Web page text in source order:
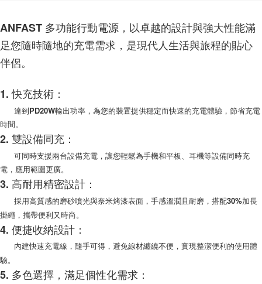
３．收到繳費通知簡訊後14天內，點擊此簡訊中的連結，可透過四大超商／
※ 請注意：結帳手續完成當下不需立刻繳費，但若您需要取消訂單，請聯絡
購買商品的店家。未經商家同意取消之訂單仍視為有效，需透過AFTEE先享
後付繳納相關費用。
是否繳費成功／繳費後需取消欲退款等相關疑問，請聯繫「AFTEE先享後付
客戶支援中心」
【注意事項】
１．透過由恩沛科技股份有限公司提供之「AFTEE先享後付」服務完成之交
易，需依本服務之必要範圍內提供個人資料，並將交易相關給付款項請求債
權轉讓予恩沛科技股份有限公司。
２．關於個人資料處理事宜，請瀏覽以下網址：
https://aftee.tw/terms/#terms3
３．未成年的使用者請事先徵得法定代理人或監護人之同意方可使用
「AFTEE先享後付」，若未經同意申辦者引起之損失，本公司不負相關責
任。
４．使用「AFTEE先享後付」時，將依據個別帳號之用戶狀況，依本公司即
時審查核予不同之上限額度；若仍有額度不足之情形，本公司將視審查結果
請求用戶進行身份認證。
５．嚴禁一人註冊多個帳號或使用他人資訊註冊。若發現惡意使用之情形，
每筆NT$60，滿NT$999(含以上)免運費
(黑貓)宅配
每筆NT$100，滿NT$999(含以上)免運費
每筆NT$200，滿NT$1,500(含以上)免運費
ANFAST 多功能行動電源，以卓越的設計與強大性能滿
足您隨時隨地的充電需求，是現代人生活與旅程的貼心
伴侶。
1. 快充技術：
達到PD20W輸出功率，為您的裝置提供穩定而快速的充電體驗，節省充電
時間。
2. 雙設備同充：
可同時支援兩台設備充電，讓您輕鬆為手機和平板、耳機等設備同時充
電，應用範圍更廣。
3. 高耐用精密設計：
採用高質感的磨砂噴光與奈米烤漆表面，手感溫潤且耐磨，搭配30%加長
掛繩，攜帶便利又時尚。
4. 便捷收納設計：
內建快速充電線，隨手可得，避免線材纏繞不便，實現整潔便利的使用體
驗。
5. 多色選擇，滿足個性化需求：